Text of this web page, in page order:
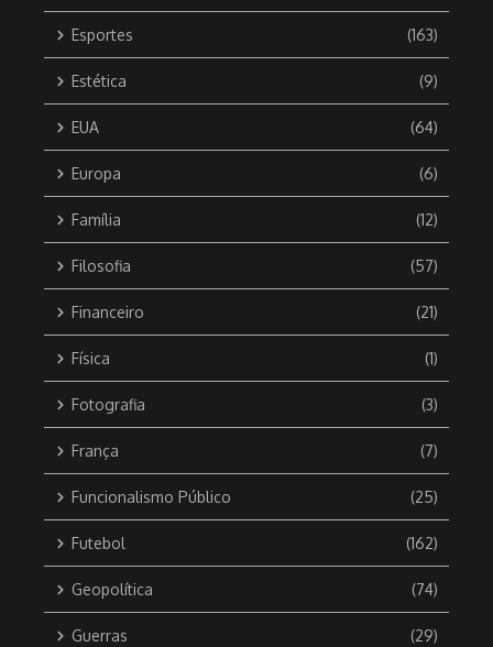
Esportes (163)
Estética (9)
EUA (64)
Europa (6)
Família (12)
Filosofia (57)
Financeiro (21)
Física (1)
Fotografia (3)
França (7)
Funcionalismo Público (25)
Futebol (162)
Geopolítica (74)
Guerras (29)